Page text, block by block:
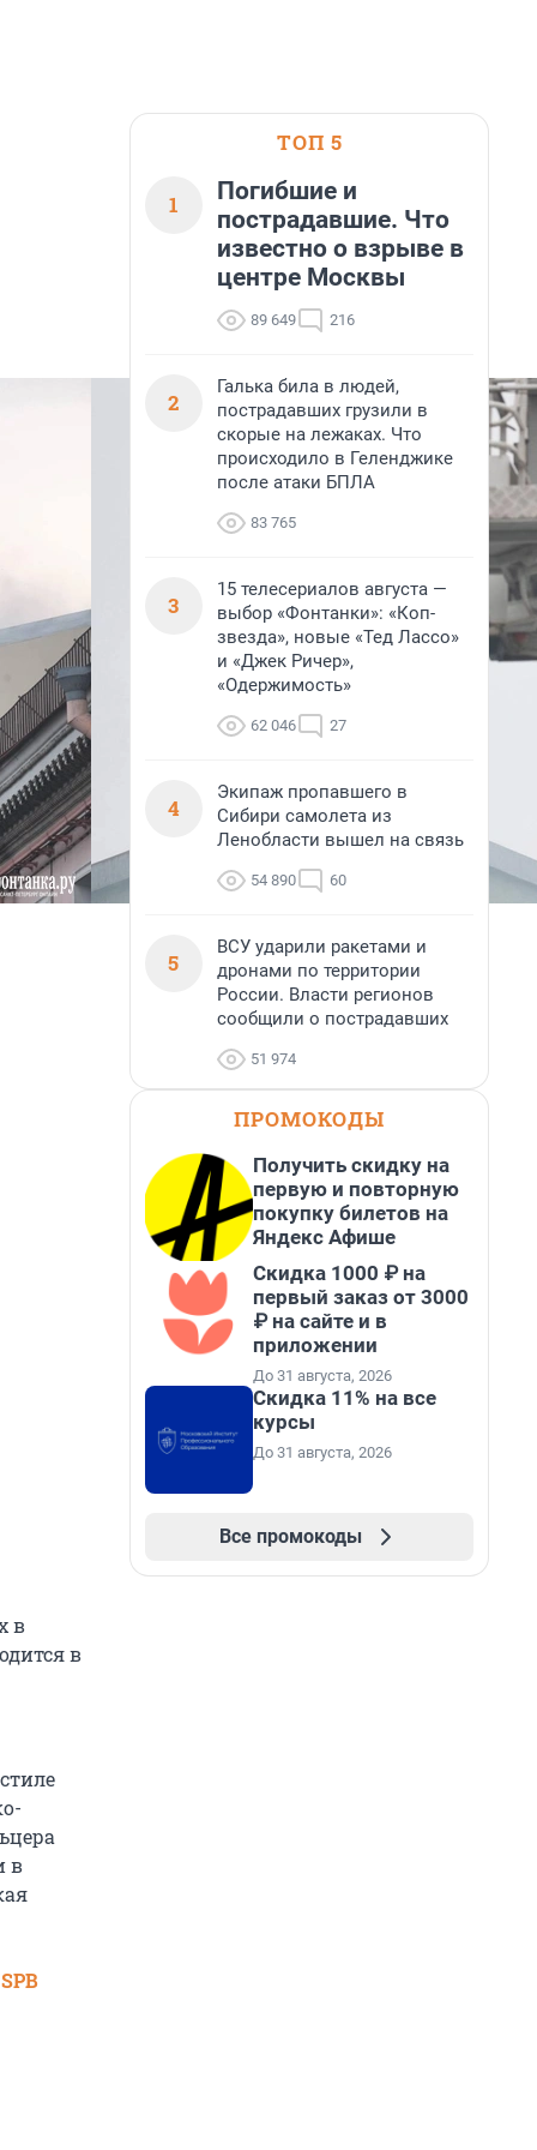
в
в
в
ТОП 5
1
Погибшие и
пострадавшие. Что
известно о взрыве в
центре Москвы
89 649 216
2
Галька била в людей,
пострадавших грузили в
скорые на лежаках. Что
происходило в Геленджике
после атаки БПЛА
83 765
3
15 телесериалов августа —
выбор «Фонтанки»: «Коп-
звезда», новые «Тед Лассо»
и «Джек Ричер»,
«Одержимость»
62 046 27
4
Экипаж пропавшего в
Сибири самолета из
Ленобласти вышел на связь
54 890 60
5
ВСУ ударили ракетами и
дронами по территории
России. Власти регионов
сообщили о пострадавших
51 974
ПРОМОКОДЫ
Получить скидку на
первую и повторную
покупку билетов на
Яндекс Афише
Скидка 1000 ₽ на
первый заказ от 3000
₽ на сайте и в
приложении
До 31 августа, 2026
Скидка 11% на все
курсы
До 31 августа, 2026
Все промокоды